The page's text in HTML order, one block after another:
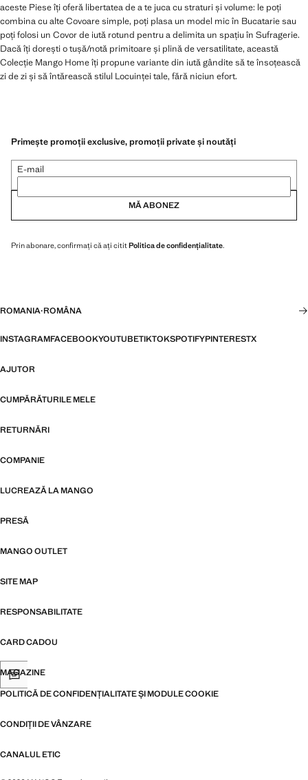
aceste Piese îți oferă libertatea de a te juca cu straturi și volume: le poți
combina cu alte Covoare simple, poți plasa un model mic în Bucatarie sau
poți folosi un Covor de iută rotund pentru a delimita un spațiu în Sufragerie.
Dacă îți dorești o tușă/notă primitoare și plină de versatilitate, această
Colecție Mango Home îți propune variante din iută gândite să te însoțească
zi de zi și să întărească stilul Locuinței tale, fără niciun efort.
Primește promoții exclusive, promoții private și noutăți
E-mail
MĂ ABONEZ
Prin abonare, confirmați că ați cititPolitica de confidențialitate.
ROMANIA·ROMÂNA
INSTAGRAMFACEBOOKYOUTUBETIKTOKSPOTIFYPINTERESTX
AJUTOR
CUMPĂRĂTURILE MELE
RETURNĂRI
COMPANIE
LUCREAZĂ LA MANGO
PRESĂ
MANGO OUTLET
SITE MAP
RESPONSABILITATE
CARD CADOU
MAGAZINE
POLITICĂ DE CONFIDENȚIALITATE ȘI MODULE COOKIE
CONDIȚII DE VÂNZARE
CANALUL ETIC